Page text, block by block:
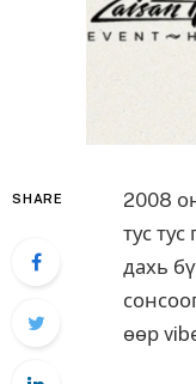
SHARE
2008
тус
дахь
өөр